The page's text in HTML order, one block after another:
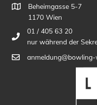
Beheimgasse 5-7
1170 Wien
01 / 405 63 20
nur während der